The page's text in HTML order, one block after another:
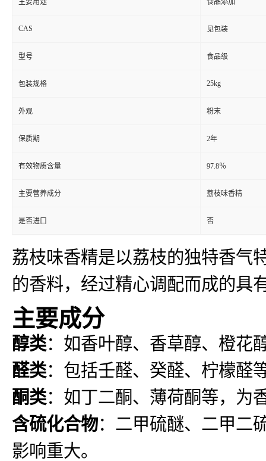
CAS 见包装
型号 食品级
包装规格 25kg
外观 粉末
保质期 2年
有效物质含量 97.8％
主要营养成分 荔枝味香精
是否进口 否
荔枝味香精是以荔枝的独特香气
的香料，经过精心调配而成的具
主要成分
醇类：如香叶醇、香草醇、橙花
醛类：包括壬醛、癸醛、柠檬醛
酮类：如丁二酮、薄荷酮等，为
含硫化合物：二甲硫醚、二甲二
影响重大。